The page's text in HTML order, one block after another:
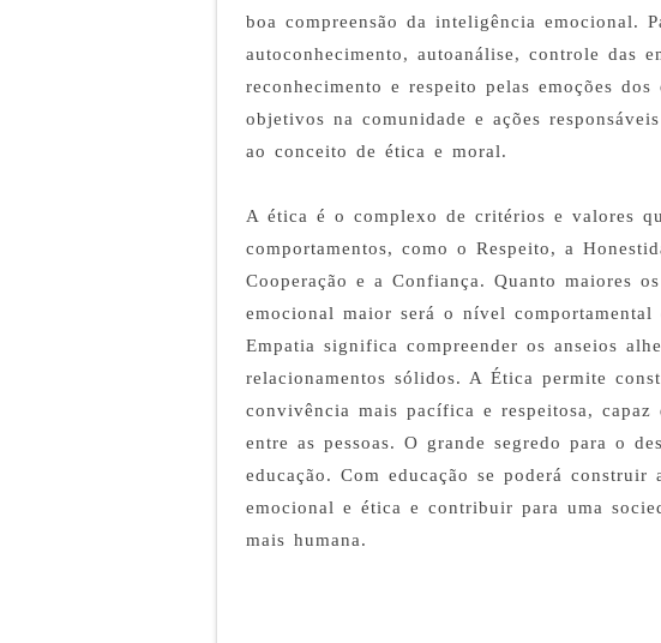
boa compreensão da inteligência emocional.
autoconhecimento, autoanálise, controle das
reconhecimento e respeito pelas emoções dos
objetivos na comunidade e ações
ao conceito de ética e moral.
A ética é o complexo de critérios e valores
comportamentos, como o Respeito, a
Cooperação e a Confiança. Quanto maiores
emocional maior será o nível comportamental
Empatia significa compreender os anseios
relacionamentos sólidos. A Ética permite
convivência mais pacífica e respeitosa, capaz
entre as pessoas. O grande segredo para o
educação. Com educação se poderá construir
emocional e ética e contribuir para uma
mais humana.